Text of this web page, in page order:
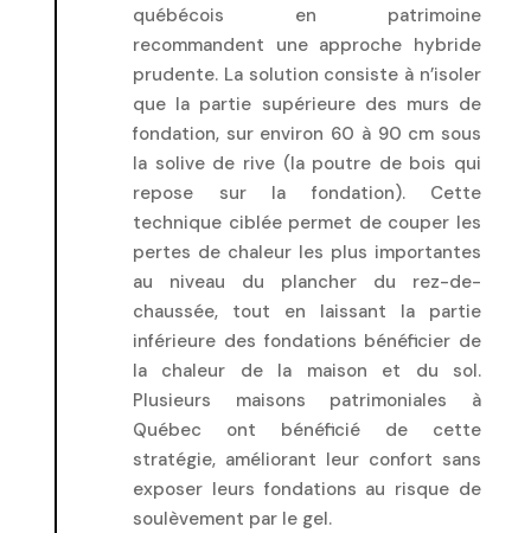
québécois en patrimoine
recommandent une approche hybride
prudente. La solution consiste à n’isoler
que la partie supérieure des murs de
fondation, sur environ 60 à 90 cm sous
la solive de rive (la poutre de bois qui
repose sur la fondation). Cette
technique ciblée permet de couper les
pertes de chaleur les plus importantes
au niveau du plancher du rez-de-
chaussée, tout en laissant la partie
inférieure des fondations bénéficier de
la chaleur de la maison et du sol.
Plusieurs maisons patrimoniales à
Québec ont bénéficié de cette
stratégie, améliorant leur confort sans
exposer leurs fondations au risque de
soulèvement par le gel.